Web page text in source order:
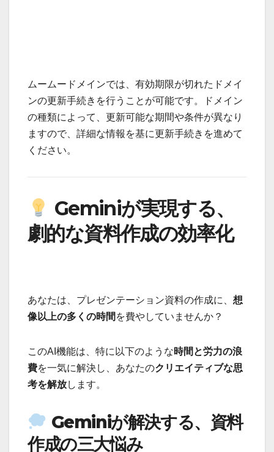
ムームードメインでは、有効期限が切れたドメイ
ンの更新手続きを行うことが可能です。ドメイン
の種類によって、更新可能な期間や条件が異なり
ますので、詳細な情報を基に更新手続きを進めて
ください。
Geminiが実現する、
劇的な資料作成の効率化
あなたは、プレゼンテーション資料の作成に、 想
像以上の多くの時間 を費やしていませんか？
このAI機能は、特に以下のような時間と労力の浪
費を一気に解決し、あなたのクリエイティブな思
考を解放します。
Geminiが解決する、資料
作成の三大悩み